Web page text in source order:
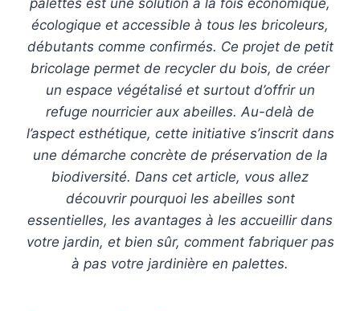
palettes est une solution à la fois économique,
écologique et accessible à tous les bricoleurs,
débutants comme confirmés. Ce projet de petit
bricolage permet de recycler du bois, de créer
un espace végétalisé et surtout d’offrir un
refuge nourricier aux abeilles. Au-delà de
l’aspect esthétique, cette initiative s’inscrit dans
une démarche concrète de préservation de la
biodiversité. Dans cet article, vous allez
découvrir pourquoi les abeilles sont
essentielles, les avantages à les accueillir dans
votre jardin, et bien sûr, comment fabriquer pas
à pas votre jardinière en palettes.